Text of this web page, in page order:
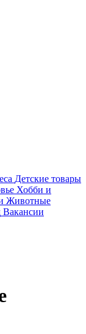
Детские товары
Хобби и
Животные
Вакансии